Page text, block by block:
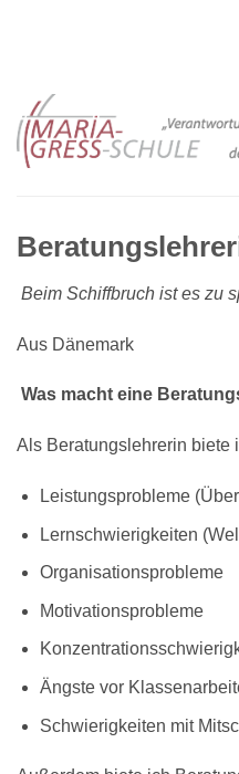
Beim Schiffbruch ist es zu
Aus Dänemark
Was macht eine
Als Beratungslehrerin biete
Leistungsprobleme
Lernschwierigkeiten
Organisationsprobleme
Motivationsprobleme
Ängste vor
Schwierigkeiten mit